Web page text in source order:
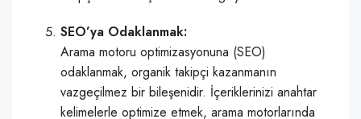
SEO’ya Odaklanmak:
Arama motoru optimizasyonuna (SEO)
odaklanmak, organik takipçi kazanmanın
vazgeçilmez bir bileşenidir. İçeriklerinizi anahtar
kelimelerle optimize etmek, arama motorlarında